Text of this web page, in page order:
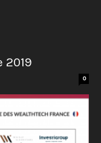
2019
0